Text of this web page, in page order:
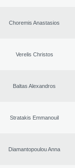
Choremis Anastasios
Verelis Christos
Baltas Alexandros
Stratakis Emmanouil
Diamantopoulou Anna